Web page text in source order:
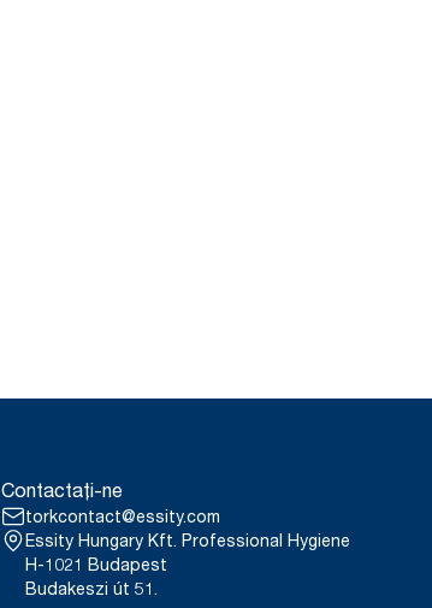
Contactați-ne
torkcontact@essity.com
Essity Hungary Kft. Professional Hygiene
H-1021 Budapest
Budakeszi út 51.